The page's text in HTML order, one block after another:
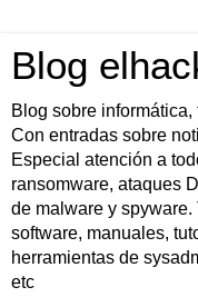
Blog
Blog sobre
Con entradas sobre
Especial atención a
ransomware, ataques
de malware y
software, manuales,
herramientas de
etc